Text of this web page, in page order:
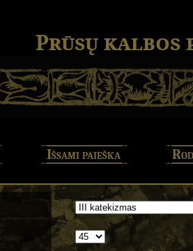
Prūsų kalbos
Išsami paieška